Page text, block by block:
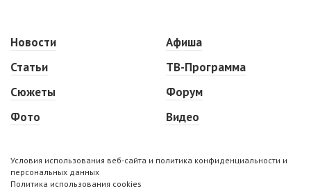
Новости
Статьи
Сюжеты
Фото
Афиша
ТВ-Программа
Форум
Видео
Условия использования веб-сайта и политика конфиденциальности и
персональных данных
Политика использования cookies